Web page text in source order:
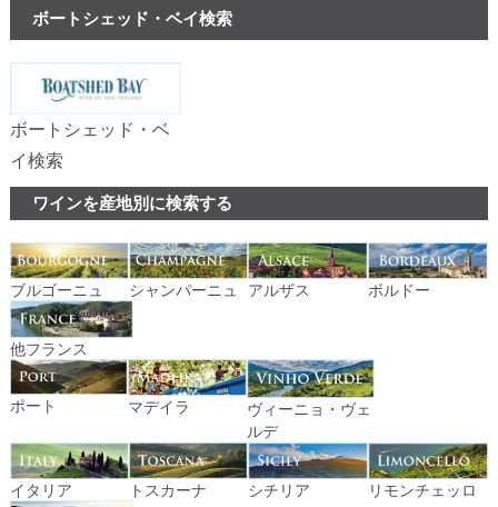
ボートシェッド・ベイ検索
ボートシェッド・ベ
イ検索
ワインを産地別に検索する
ブルゴーニュ シャンパーニュ アルザス ボルドー
他フランス
ポート マデイラ
ヴィーニョ・ヴェ
ルデ
イタリア トスカーナ シチリア リモンチェッロ